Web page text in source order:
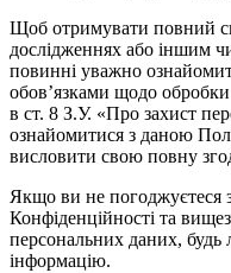
Щоб отримувати повний
дослідженнях або іншим
повинні уважно
обов’язками щодо обробки
в ст. 8 З.У. «Про захист
ознайомитися з даною
висловити свою повну
Якщо ви не погоджуєтеся
Конфіденційності та
персональних даних, будь
інформацію.